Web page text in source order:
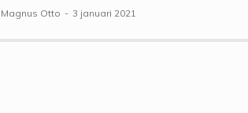
Magnus Otto - 3 januari 2021